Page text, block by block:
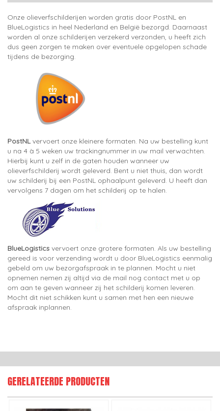
Onze olieverfschilderijen worden gratis door PostNL en
BlueLogistics in heel Nederland en België bezorgd. Daarnaast
worden al onze schilderijen verzekerd verzonden, u heeft zich
dus geen zorgen te maken over eventuele opgelopen schade
tijdens de bezorging.
PostNLvervoert onze kleinere formaten. Na uw bestelling kunt
u na 4 à 5 weken uw trackingnummer in uw mail verwachten.
Hierbij kunt u zelf in de gaten houden wanneer uw
olieverfschilderij wordt geleverd. Bent u niet thuis, dan wordt
uw schilderij bij een PostNL ophaalpunt geleverd. U heeft dan
vervolgens 7 dagen om het schilderij op te halen.
BlueLogistics vervoert onze grotere formaten. Als uw bestelling
gereed is voor verzending wordt u door BlueLogistics eenmalig
gebeld om uw bezorgafspraak in te plannen. Mocht u niet
opnemen nemen zij altijd via de mail nog contact met u op
om aan te geven wanneer zij het schilderij komen leveren.
Mocht dit niet schikken kunt u samen met hen een nieuwe
afspraak inplannen.
GERELATEERDE PRODUCTEN